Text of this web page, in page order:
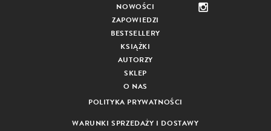
NOWOŚCI
ZAPOWIEDZI
BESTSELLERY
KSIĄŻKI
AUTORZY
SKLEP
O NAS
POLITYKA PRYWATNOŚCI
WARUNKI SPRZEDAŻY I DOSTAWY